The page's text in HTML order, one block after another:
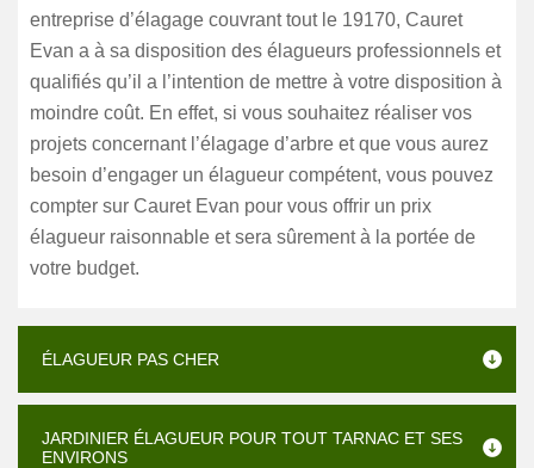
entreprise d’élagage couvrant tout le 19170, Cauret
Evan a à sa disposition des élagueurs professionnels et
qualifiés qu’il a l’intention de mettre à votre disposition à
moindre coût. En effet, si vous souhaitez réaliser vos
projets concernant l’élagage d’arbre et que vous aurez
besoin d’engager un élagueur compétent, vous pouvez
compter sur Cauret Evan pour vous offrir un prix
élagueur raisonnable et sera sûrement à la portée de
votre budget.
ÉLAGUEUR PAS CHER
JARDINIER ÉLAGUEUR POUR TOUT TARNAC ET SES
ENVIRONS